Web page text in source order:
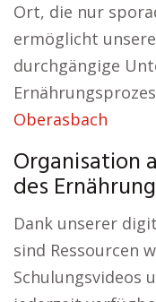
Ort, die nur
ermöglicht
durchgängige
Oberasbach
Organisation
des
Dank unserer
sind Ressourcen
Schulungsvideos